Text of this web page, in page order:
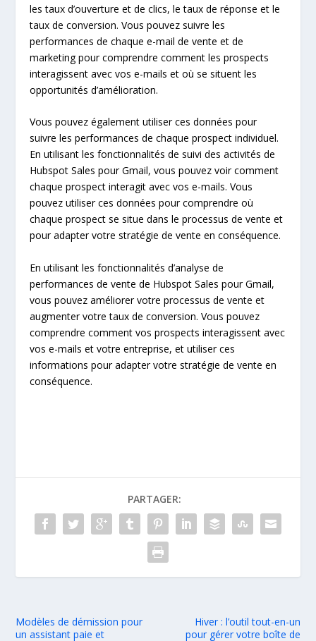
les taux d’ouverture et de clics, le taux de réponse et le
taux de conversion. Vous pouvez suivre les
performances de chaque e-mail de vente et de
marketing pour comprendre comment les prospects
interagissent avec vos e-mails et où se situent les
opportunités d’amélioration.
Vous pouvez également utiliser ces données pour
suivre les performances de chaque prospect individuel.
En utilisant les fonctionnalités de suivi des activités de
Hubspot Sales pour Gmail, vous pouvez voir comment
chaque prospect interagit avec vos e-mails. Vous
pouvez utiliser ces données pour comprendre où
chaque prospect se situe dans le processus de vente et
pour adapter votre stratégie de vente en conséquence.
En utilisant les fonctionnalités d’analyse de
performances de vente de Hubspot Sales pour Gmail,
vous pouvez améliorer votre processus de vente et
augmenter votre taux de conversion. Vous pouvez
comprendre comment vos prospects interagissent avec
vos e-mails et votre entreprise, et utiliser ces
informations pour adapter votre stratégie de vente en
conséquence.
PARTAGER:
Modèles de démission pour
un assistant paie et
Hiver : l’outil tout-en-un
pour gérer votre boîte de